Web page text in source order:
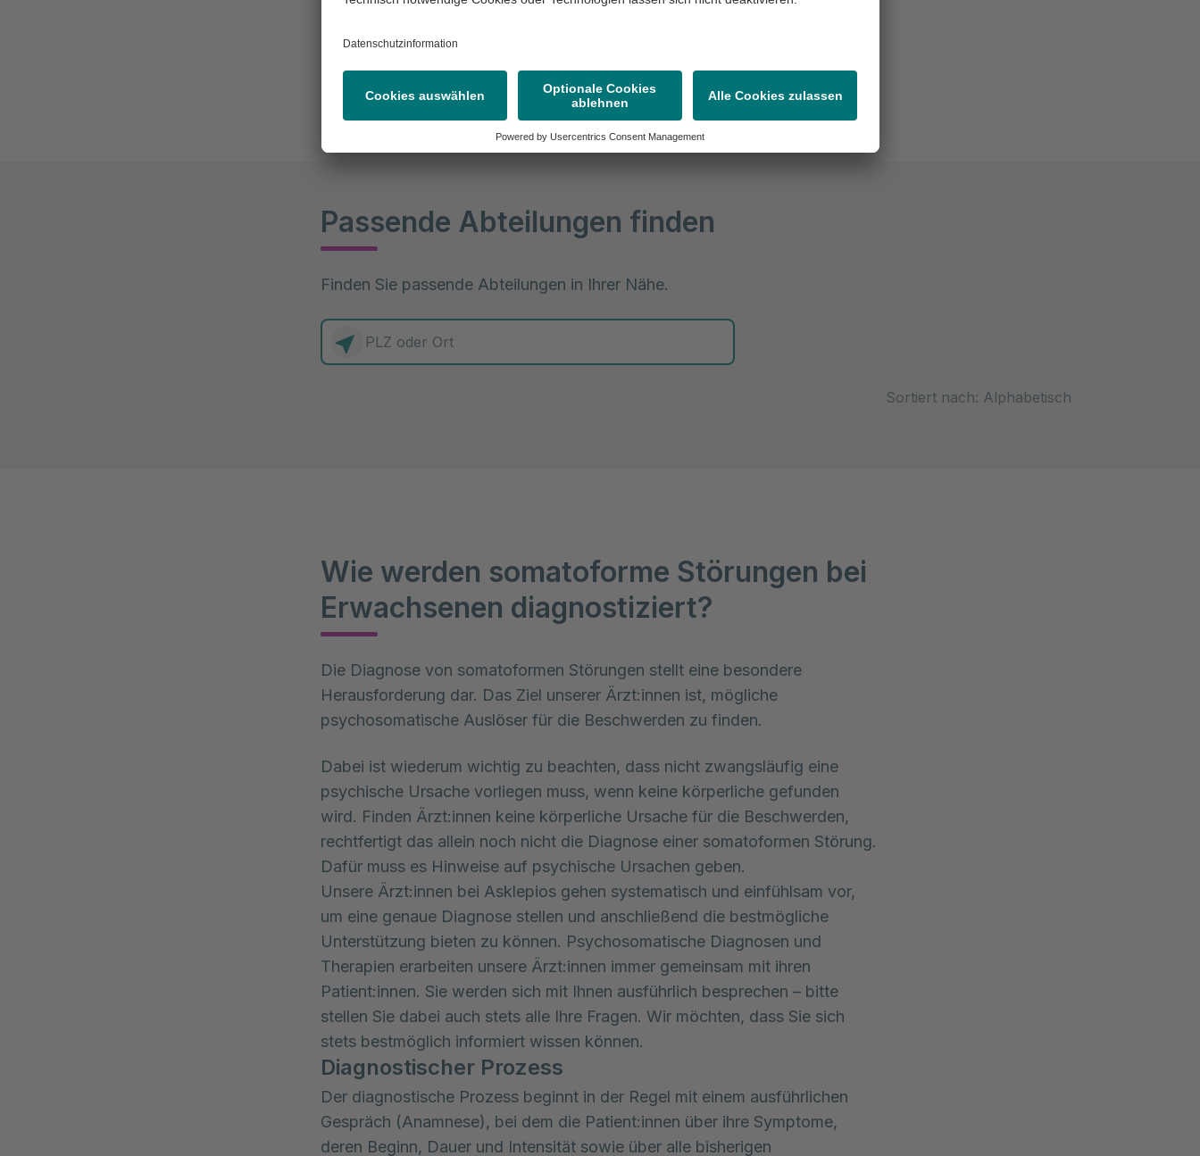
bringen. Ihre Rolle besteht darin, die Person zu unterstützen, bis
Passende Abteilungen finden
Finden Sie passende Abteilungen in Ihrer Nähe.
Wie werden somatoforme Störungen bei
Erwachsenen diagnostiziert?
Die Diagnose von somatoformen Störungen stellt eine besondere
Herausforderung dar. Das Ziel unserer Ärzt:innen ist, mögliche
psychosomatische Auslöser für die Beschwerden zu finden.
Dabei ist wiederum wichtig zu beachten, dass nicht zwangsläufig eine
psychische Ursache vorliegen muss, wenn keine körperliche gefunden
wird. Finden Ärzt:innen keine körperliche Ursache für die Beschwerden,
rechtfertigt das allein noch nicht die Diagnose einer somatoformen Störung.
Dafür muss es Hinweise auf psychische Ursachen geben.
Unsere Ärzt:innen bei Asklepios gehen systematisch und einfühlsam vor,
um eine genaue Diagnose stellen und anschließend die bestmögliche
Unterstützung bieten zu können. Psychosomatische Diagnosen und
Therapien erarbeiten unsere Ärzt:innen immer gemeinsam mit ihren
Patient:innen. Sie werden sich mit Ihnen ausführlich besprechen – bitte
stellen Sie dabei auch stets alle Ihre Fragen. Wir möchten, dass Sie sich
stets bestmöglich informiert wissen können.
Diagnostischer Prozess
Der diagnostische Prozess beginnt in der Regel mit einem ausführlichen
Gespräch (Anamnese), bei dem die Patient:innen über ihre Symptome,
deren Beginn, Dauer und Intensität sowie über alle bisherigen